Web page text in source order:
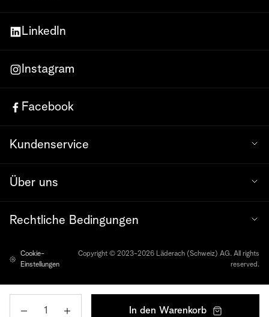
In den Warenkorb
LinkedIn
Instagram
Facebook
Kundenservice
Über uns
Rechtliche Bedingungen
Cookie-
Einstellungen
Copyright © 2023-2026 Läderach (Schweiz) AG. All rights
reserved.